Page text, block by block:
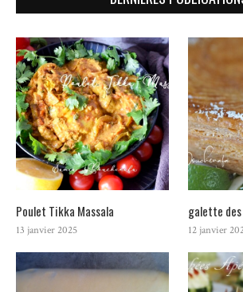
Poulet Tikka Massala
13 janvier 2025
galette
12 janvier